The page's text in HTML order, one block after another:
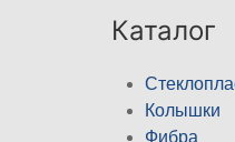
Каталог
Колышки
Фибра